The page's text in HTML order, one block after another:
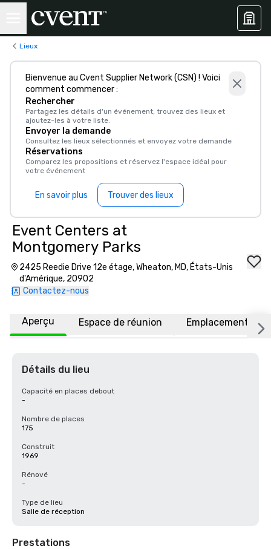
Lieux
Bienvenue au Cvent Supplier Network (CSN) ! Voici
comment commencer :
Rechercher
Partagez les détails d'un événement, trouvez des lieux et
ajoutez-les à votre liste.
Envoyer la demande
Consultez les lieux sélectionnés et envoyez votre demande
Réservations
Comparez les propositions et réservez l'espace idéal pour
votre événement
En savoir plus Trouver des lieux
Event Centers at
Montgomery Parks
2425 Reedie Drive 12e étage, Wheaton, MD, États-Unis
d'Amérique, 20902
Contactez-nous
Aperçu Espace de réunion Emplacement
Détails du lieu
Capacité en places debout
-
Nombre de places
175
Construit
1969
Rénové
-
Type de lieu
Salle de réception
Prestations